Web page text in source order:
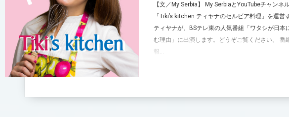
【文／My Serbia】 My SerbiaとYouTubeチャンネ
「Tiki’s kitchen ティヤナのセルビア料理」を運営
ティヤナが、BSテレ東の人気番組「ワタシが日本
む理由」に出演します。どうぞご覧ください。 番
報...